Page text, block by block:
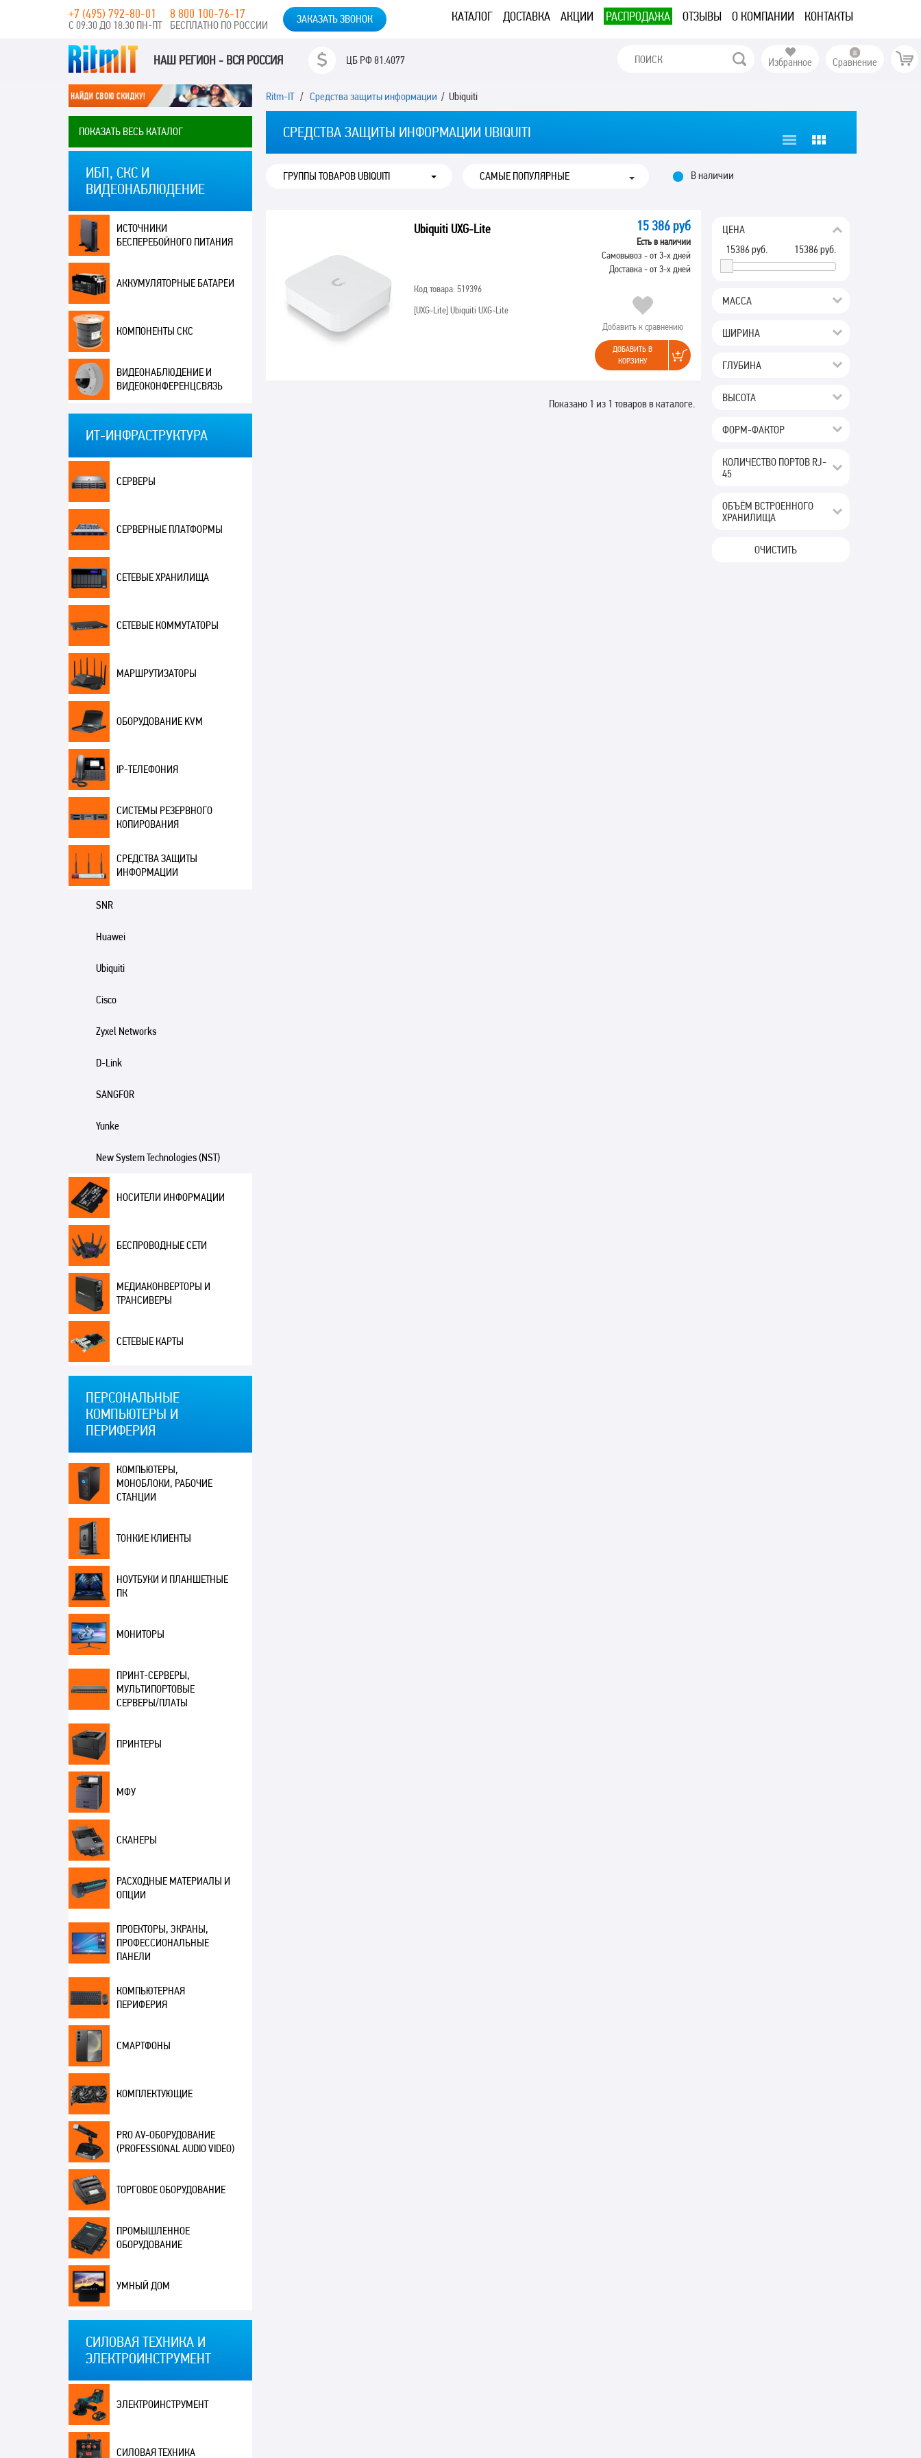
КАТАЛОГ ДОСТАВКА АКЦИИ РАСПРОДАЖА ОТЗЫВЫ О КОМПАНИИ КОНТАКТЫ
+7 (495) 792-80-01
С 09:30 ДО 18:30 ПН-ПТ
8 800 100-76-17
БЕСПЛАТНО ПО РОССИИ ЗАКАЗАТЬ ЗВОНОК
НАШ РЕГИОН - ВСЯ РОССИЯ ЦБ РФ81.4077 Избранное Сравнение
ПОКАЗАТЬ ВЕСЬ КАТАЛОГ
ИБП, СКС И
ВИДЕОНАБЛЮДЕНИЕ
ИСТОЧНИКИ
БЕСПЕРЕБОЙНОГО ПИТАНИЯ
АККУМУЛЯТОРНЫЕ БАТАРЕИ
КОМПОНЕНТЫ СКС
ВИДЕОНАБЛЮДЕНИЕ И
ВИДЕОКОНФЕРЕНЦСВЯЗЬ
ИТ-ИНФРАСТРУКТУРА
СЕРВЕРЫ
СЕРВЕРНЫЕ ПЛАТФОРМЫ
СЕТЕВЫЕ ХРАНИЛИЩА
СЕТЕВЫЕ КОММУТАТОРЫ
МАРШРУТИЗАТОРЫ
ОБОРУДОВАНИЕ KVM
IP-ТЕЛЕФОНИЯ
СИСТЕМЫ РЕЗЕРВНОГО
КОПИРОВАНИЯ
СРЕДСТВА ЗАЩИТЫ
ИНФОРМАЦИИ
SNR
Huawei
Ubiquiti
Cisco
Zyxel Networks
D-Link
SANGFOR
Yunke
New System Technologies (NST)
НОСИТЕЛИ ИНФОРМАЦИИ
БЕСПРОВОДНЫЕ СЕТИ
МЕДИАКОНВЕРТОРЫ И
ТРАНСИВЕРЫ
СЕТЕВЫЕ КАРТЫ
ПЕРСОНАЛЬНЫЕ
КОМПЬЮТЕРЫ И
ПЕРИФЕРИЯ
КОМПЬЮТЕРЫ,
МОНОБЛОКИ, РАБОЧИЕ
СТАНЦИИ
ТОНКИЕ КЛИЕНТЫ
НОУТБУКИ И ПЛАНШЕТНЫЕ
ПК
МОНИТОРЫ
ПРИНТ-СЕРВЕРЫ,
МУЛЬТИПОРТОВЫЕ
СЕРВЕРЫ/ПЛАТЫ
ПРИНТЕРЫ
МФУ
СКАНЕРЫ
РАСХОДНЫЕ МАТЕРИАЛЫ И
ОПЦИИ
ПРОЕКТОРЫ, ЭКРАНЫ,
ПРОФЕССИОНАЛЬНЫЕ
ПАНЕЛИ
КОМПЬЮТЕРНАЯ
ПЕРИФЕРИЯ
СМАРТФОНЫ
КОМПЛЕКТУЮЩИЕ
PRO AV-ОБОРУДОВАНИЕ
(PROFESSIONAL AUDIO VIDEO)
ТОРГОВОЕ ОБОРУДОВАНИЕ
ПРОМЫШЛЕННОЕ
ОБОРУДОВАНИЕ
УМНЫЙ ДОМ
СИЛОВАЯ ТЕХНИКА И
ЭЛЕКТРОИНСТРУМЕНТ
ЭЛЕКТРОИНСТРУМЕНТ
СИЛОВАЯ ТЕХНИКА
Ritm-IT/ Средства защиты информации / Ubiquiti
СРЕДСТВА ЗАЩИТЫ ИНФОРМАЦИИ UBIQUITI
ГРУППЫ ТОВАРОВ UBIQUITI В наличии
ЦЕНА
15386руб.
15386руб.
МАССА
ШИРИНА
ГЛУБИНА
ВЫСОТА
ФОРМ-ФАКТОР
КОЛИЧЕСТВО ПОРТОВ RJ-
45
ОБЪЁМ ВСТРОЕННОГО
ХРАНИЛИЩА
ОЧИСТИТЬ
Ubiquiti UXG-Lite
Код товара: 519396
[UXG-Lite]Ubiquiti UXG-Lite
15 386 руб
Есть в наличии
Самовывоз - от 3-х дней
Доставка - от 3-х дней
Добавить к сравнению
ДОБАВИТЬ В
КОРЗИНУ
Показано 1 из 1 товаров в каталоге.